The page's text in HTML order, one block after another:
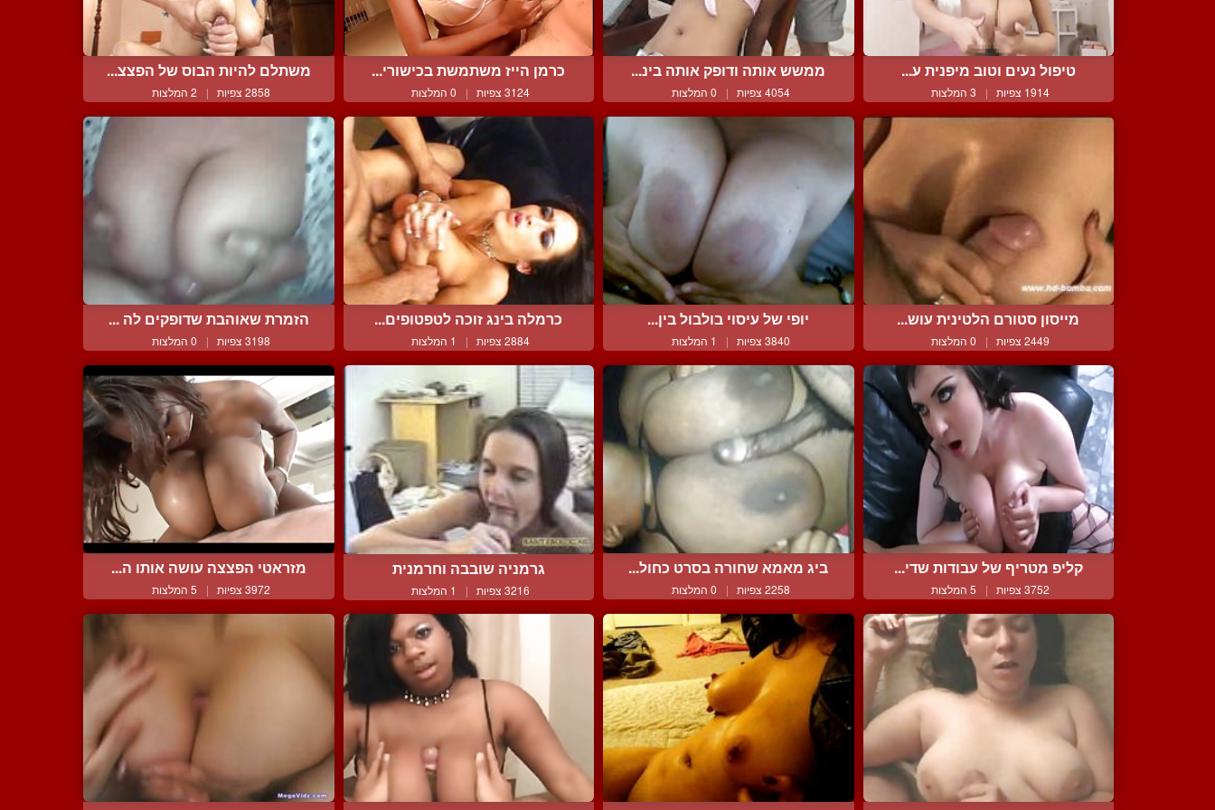
טיפול נעים וטוב מיפנית ע...
1914 צפיות | 3 המלצות
ממשש אותה ודופק אותה בינ...
4054 צפיות | 0 המלצות
כרמן הייז משתמשת בכישורי...
3124 צפיות | 0 המלצות
משתלם להיות הבוס של הפצצ...
2858 צפיות | 2 המלצות
מייסון סטורם הלטינית עוש...
2449 צפיות | 0 המלצות
יופי של עיסוי בולבול בין...
3840 צפיות | 1 המלצות
כרמלה בינג זוכה לטפטופים...
2884 צפיות | 1 המלצות
הזמרת שאוהבת שדופקים לה ...
3198 צפיות | 0 המלצות
קליפ מטריף של עבודות שדי...
3752 צפיות | 5 המלצות
ביג מאמא שחורה בסרט כחול...
2258 צפיות | 0 המלצות
גרמניה שובבה וחרמנית
3216 צפיות | 1 המלצות
מזראטי הפצצה עושה אותו ה...
3972 צפיות | 5 המלצות